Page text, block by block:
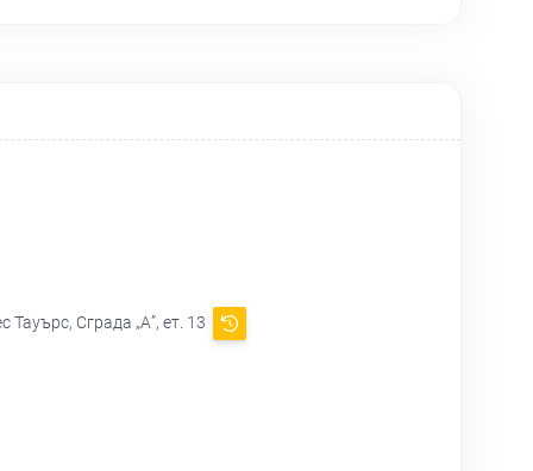
Сграда „А”, ет. 13